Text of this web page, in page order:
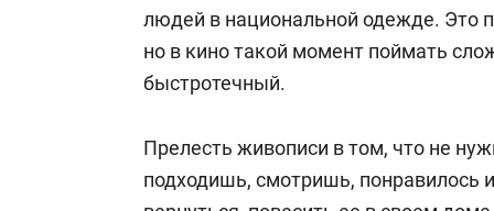
людей в национальной одежде. Это
но в кино такой момент поймать
быстротечный.
Прелесть живописи в том, что не
подходишь, смотришь, понравилось